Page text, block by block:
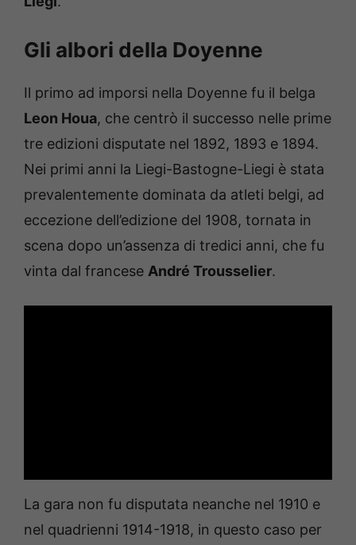
Gli albori della Doyenne
Il primo ad imporsi nella Doyenne fu il belga
Leon Houa, che centrò il successo nelle prime
tre edizioni disputate nel 1892, 1893 e 1894.
Nei primi anni la Liegi-Bastogne-Liegi è stata
prevalentemente dominata da atleti belgi, ad
eccezione dell’edizione del 1908, tornata in
scena dopo un’assenza di tredici anni, che fu
vinta dal francese André Trousselier.
La gara non fu disputata neanche nel 1910 e
nel quadrienni 1914-1918, in questo caso per